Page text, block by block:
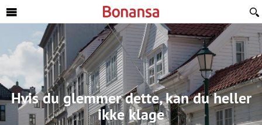
Hvis du glemmer dette, kan du heller
ikke klage